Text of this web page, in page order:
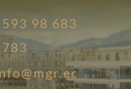
98 683